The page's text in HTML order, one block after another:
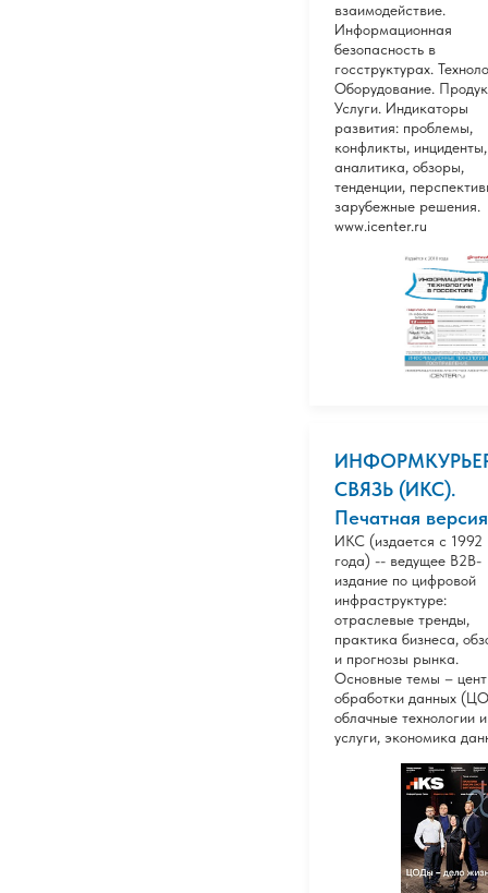
взаимодействие.
Информационная
безопасность в
госструктурах.
Оборудование.
Услуги. Индикаторы
развития: проблемы,
конфликты, инциденты,
аналитика, обзоры,
тенденции,
зарубежные решения.
www.icenter.ru
СВЯЗЬ (ИКС).
Печатная версия
ИКС (издается с 1992
года) -- ведущее В2В-
издание по цифровой
инфраструктуре:
отраслевые тренды,
практика бизнеса,
и прогнозы рынка.
Основные темы –
обработки данных
облачные технологии и
услуги, экономика